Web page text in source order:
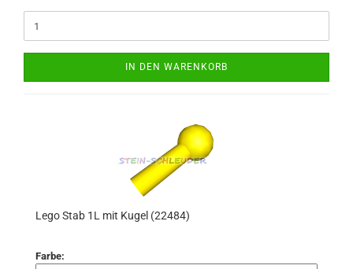
IN DEN WARENKORB
Lego Stab 1L mit Kugel (22484)
Farbe: